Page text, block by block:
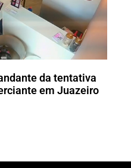
da tentativa
em Juazeiro